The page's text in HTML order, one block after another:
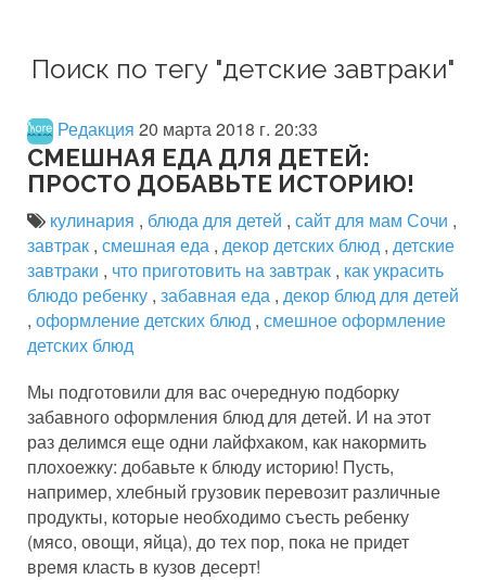
Поиск по тегу "детские завтраки"
Редакция 20 марта 2018 г. 20:33
СМЕШНАЯ ЕДА ДЛЯ ДЕТЕЙ:
ПРОСТО ДОБАВЬТЕ ИСТОРИЮ!
кулинария , блюда для детей , сайт для мам Сочи ,
завтрак , смешная еда , декор детских блюд , детские
завтраки , что приготовить на завтрак , как украсить
блюдо ребенку , забавная еда , декор блюд для детей
, оформление детских блюд , смешное оформление
детских блюд
Мы подготовили для вас очередную подборку
забавного оформления блюд для детей. И на этот
раз делимся еще одни лайфхаком, как накормить
плохоежку: добавьте к блюду историю! Пусть,
например, хлебный грузовик перевозит различные
продукты, которые необходимо съесть ребенку
(мясо, овощи, яйца), до тех пор, пока не придет
время класть в кузов десерт!